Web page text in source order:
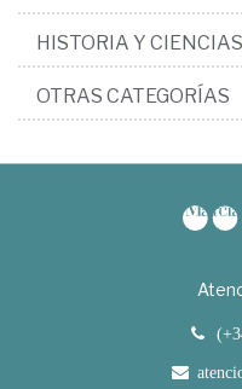
HISTORIA Y
OTRAS CATEGORÍAS